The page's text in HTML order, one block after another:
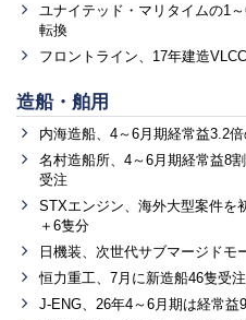
ユナイテッド・マリタイムの1
転換
フロントライン、17年建造
造船・舶用
内海造船、4～6月期経常益3.2
名村造船所、4～6月期経常益8
受注
STXエンジン、海外大型案件を
＋6隻分
日機装、次世代サブマージドモ
恒力重工、7月に新造船46隻受
J-ENG、26年4～6月期は経常益